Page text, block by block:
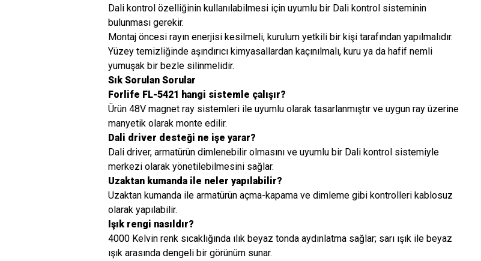
Dali kontrol özelliğinin kullanılabilmesi için uyumlu bir Dali kontrol sisteminin
bulunması gerekir.
Montaj öncesi rayın enerjisi kesilmeli, kurulum yetkili bir kişi tarafından yapılmalıdır.
Yüzey temizliğinde aşındırıcı kimyasallardan kaçınılmalı, kuru ya da hafif nemli
yumuşak bir bezle silinmelidir.
Sık Sorulan Sorular
Forlife FL-5421 hangi sistemle çalışır?
Ürün 48V magnet ray sistemleri ile uyumlu olarak tasarlanmıştır ve uygun ray üzerine
manyetik olarak monte edilir.
Dali driver desteği ne işe yarar?
Dali driver, armatürün dimlenebilir olmasını ve uyumlu bir Dali kontrol sistemiyle
merkezi olarak yönetilebilmesini sağlar.
Uzaktan kumanda ile neler yapılabilir?
Uzaktan kumanda ile armatürün açma-kapama ve dimleme gibi kontrolleri kablosuz
olarak yapılabilir.
Işık rengi nasıldır?
4000 Kelvin renk sıcaklığında ılık beyaz tonda aydınlatma sağlar; sarı ışık ile beyaz
ışık arasında dengeli bir görünüm sunar.